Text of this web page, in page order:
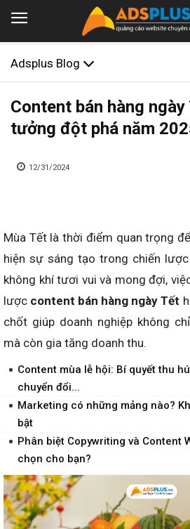
Adsplus Blog
Content bán hàng
tưởng đột phá năm
12/31/2024
Mùa Tết là thời điểm quan trọng
hiện sự sáng tạo trong chiến
không khí tươi vui và mong đợi,
lược content bán hàng ngày Tết
chốt giúp doanh nghiệp không
mà còn gia tăng doanh thu.
Content mùa lễ hội: Bí quyết thu
chuyển đổi...
Marketing có những mảng nào?
bật
Phân biệt Copywriting và Content
chọn cho bạn?